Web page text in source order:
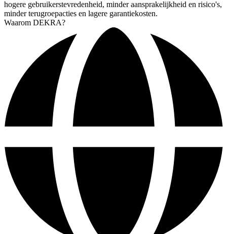
hogere gebruikerstevredenheid, minder aansprakelijkheid en risico's,
minder terugroepacties en lagere garantiekosten.
Waarom DEKRA?